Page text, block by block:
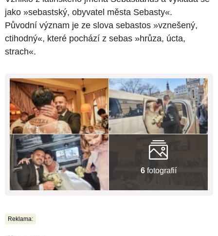
jako »sebastský, obyvatel města Sebasty«.
Původní význam je ze slova sebastos »vznešený,
ctihodný«, které pochází z sebas »hrůza, úcta,
strach«.
6fotografií
Reklama: